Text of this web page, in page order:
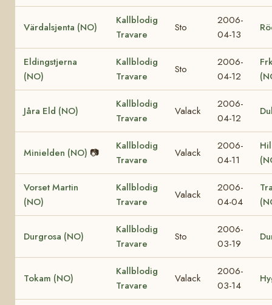
Värdalsjenta (NO)
Kallblodig
Travare
Sto
2006-
04-13
Eldingstjerna
(NO)
Kallblodig
Travare
Sto
2006-
04-12
Jåra Eld (NO)
Kallblodig
Travare
Valack
2006-
04-12
Minielden (NO) 📷
Kallblodig
Travare
Valack
2006-
04-11
Vorset Martin
(NO)
Kallblodig
Travare
Valack
2006-
04-04
Durgrosa (NO)
Kallblodig
Travare
Sto
2006-
03-19
Tokam (NO)
Kallblodig
Travare
Valack
2006-
03-14